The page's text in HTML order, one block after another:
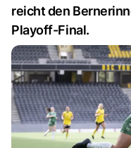
reicht den
Playoff-Final.